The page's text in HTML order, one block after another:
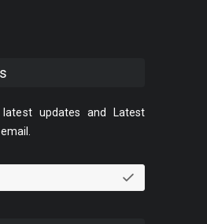
updates and Latest